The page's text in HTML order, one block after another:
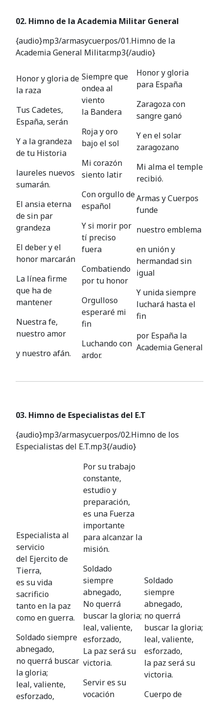
02. Himno de la Academia Militar General
{audio}mp3/armasycuerpos/01.Himno de la
Academia General Militar.mp3{/audio}
Honor y gloria de
la raza
Tus Cadetes,
España, serán
Y a la grandeza
de tu Historia
laureles nuevos
sumarán.
El ansia eterna
de sin par
grandeza
El deber y el
honor marcarán
La línea firme
que ha de
mantener
Nuestra fe,
nuestro amor
y nuestro afán.
Siempre que
ondea al
viento
la Bandera
Roja y oro
bajo el sol
Mi corazón
siento latir
Con orgullo de
español
Y si morir por
tí preciso
fuera
Combatiendo
por tu honor
Orgulloso
esperaré mi
fin
Luchando con
ardor.
Honor y gloria
para España
Zaragoza con
sangre ganó
Y en el solar
zaragozano
Mi alma el temple
recibió.
Armas y Cuerpos
funde
nuestro emblema
en unión y
hermandad sin
igual
Y unida siempre
luchará hasta el
fin
por España la
Academia General
03. Himno de Especialistas del E.T
{audio}mp3/armasycuerpos/02.Himno de los
Especialistas del E.T.mp3{/audio}
Especialista al
servicio
del Ejercito de
Tierra,
es su vida
sacrificio
tanto en la paz
como en guerra.
Soldado siempre
abnegado,
no querrá buscar
la gloria;
leal, valiente,
esforzado,
Por su trabajo
constante,
estudio y
preparación,
es una Fuerza
importante
para alcanzar la
misión.
Soldado
siempre
abnegado,
No querrá
buscar la gloria;
leal, valiente,
esforzado,
La paz será su
victoria.
Servir es su
vocación
Soldado
siempre
abnegado,
no querrá
buscar la gloria;
leal, valiente,
esforzado,
la paz será su
victoria.
Cuerpo de